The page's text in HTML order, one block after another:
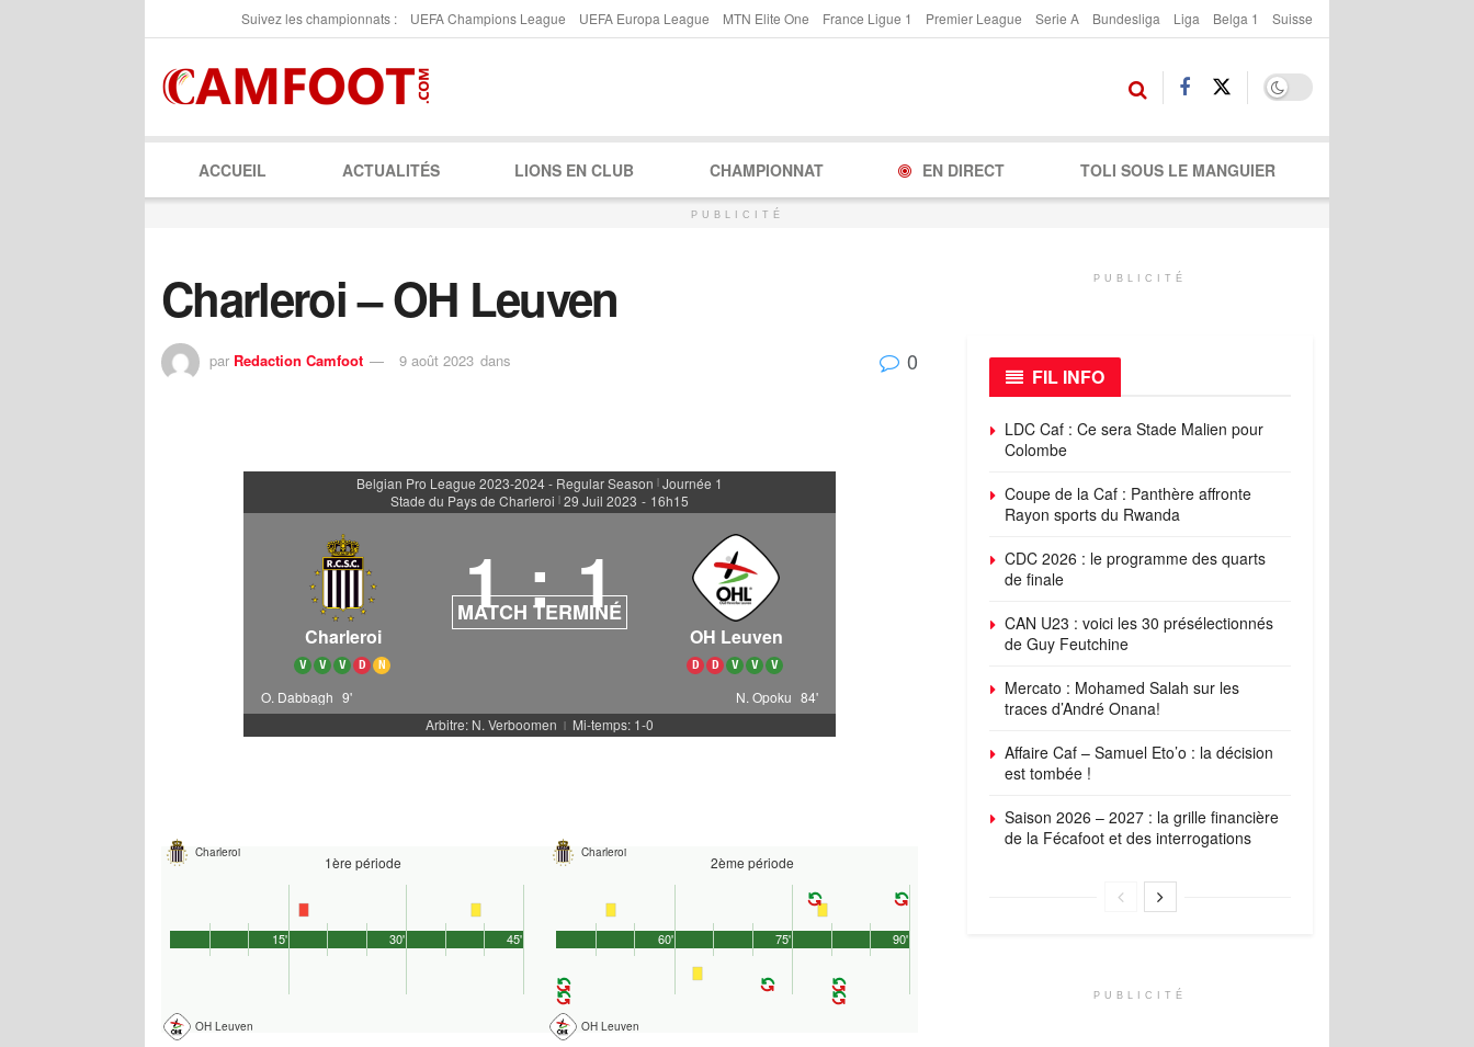
Suivez les championnats : UEFA Champions League UEFA Europa League MTN Elite One France Ligue 1 Premier League Serie A Bundesliga Liga Belga 1 Suisse
ACCUEIL ACTUALITÉS LIONS EN CLUB CHAMPIONNAT EN DIRECT TOLI SOUS LE MANGUIER
PUBLICITÉ
Charleroi – OH Leuven
par Redaction Camfoot 9 août 2023 dans 0
Belgian Pro League 2023-2024 - Regular Season | Journée 1
Stade du Pays de Charleroi | 29 Juil 2023 - 16h15
Charleroi
V V V D N
1 : 1
MATCH TERMINÉ
OH Leuven
D D V V V
O. Dabbagh 9' N. Opoku 84'
Arbitre: N. Verboomen
| Mi-temps: 1-0
Charleroi
1ère période
OH Leuven
45'
15' 30'
Charleroi
2ème période
OH Leuven
90'
60' 75'
PUBLICITÉ
FIL INFO
LDC Caf : Ce sera Stade Malien pour
Colombe
Coupe de la Caf : Panthère affronte
Rayon sports du Rwanda
CDC 2026 : le programme des quarts
de finale
CAN U23 : voici les 30 présélectionnés
de Guy Feutchine
Mercato : Mohamed Salah sur les
traces d’André Onana!
Affaire Caf – Samuel Eto’o : la décision
est tombée !
Saison 2026 – 2027 : la grille financière
de la Fécafoot et des interrogations
PUBLICITÉ